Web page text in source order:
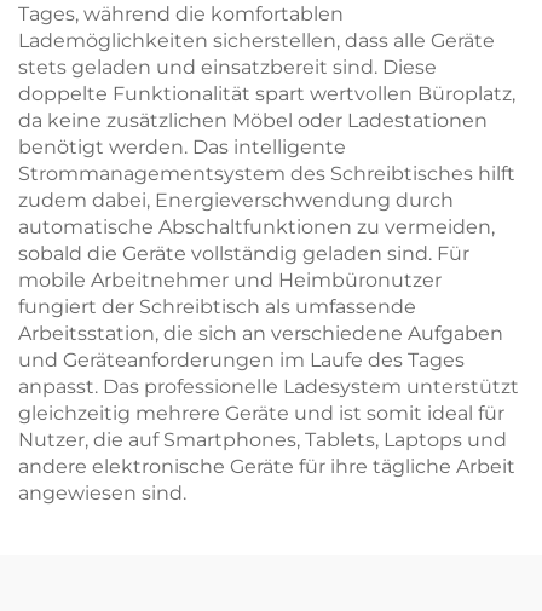
Tages, während die komfortablen
Lademöglichkeiten sicherstellen, dass alle Geräte
stets geladen und einsatzbereit sind. Diese
doppelte Funktionalität spart wertvollen Büroplatz,
da keine zusätzlichen Möbel oder Ladestationen
benötigt werden. Das intelligente
Strommanagementsystem des Schreibtisches hilft
zudem dabei, Energieverschwendung durch
automatische Abschaltfunktionen zu vermeiden,
sobald die Geräte vollständig geladen sind. Für
mobile Arbeitnehmer und Heimbüronutzer
fungiert der Schreibtisch als umfassende
Arbeitsstation, die sich an verschiedene Aufgaben
und Geräteanforderungen im Laufe des Tages
anpasst. Das professionelle Ladesystem unterstützt
gleichzeitig mehrere Geräte und ist somit ideal für
Nutzer, die auf Smartphones, Tablets, Laptops und
andere elektronische Geräte für ihre tägliche Arbeit
angewiesen sind.